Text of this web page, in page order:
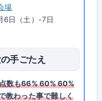
場
6日（土）-7日
手ごたえ
数も66% 60% 60%
教わった事で難しく